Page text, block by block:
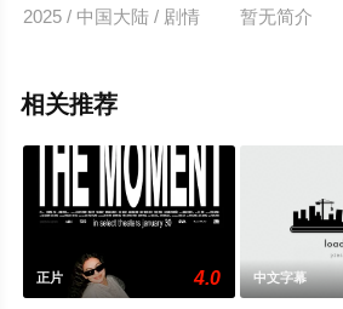
2025 / 中国大陆 / 剧情 暂无简介
相关推荐
正片 4.0 中文字幕